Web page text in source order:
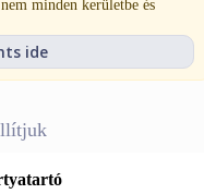
minden kerületbe és
ide